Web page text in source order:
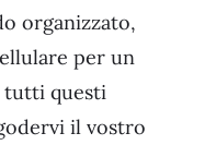
organizzato,
per un
tutti questi
il vostro